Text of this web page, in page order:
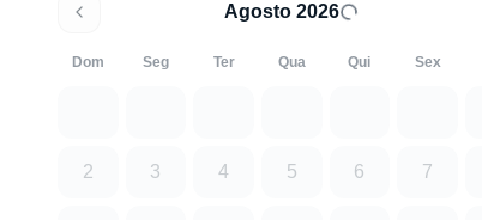
Agosto 2026
Dom Seg Ter Qua Qui Sex
2 3 4 5 6 7